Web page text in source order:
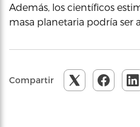
Además, los científicos
masa planetaria podría ser
Compartir